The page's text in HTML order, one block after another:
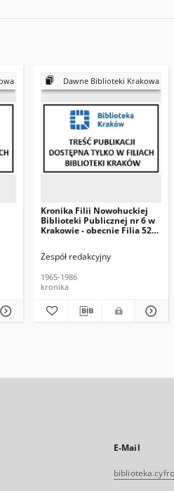
Dawne Biblioteki Krakowa
Kronika Filii Nowohuckiej
Biblioteki Publicznej nr 6 w
Krakowie - obecnie Filia 52
Zespół redakcyjny
1965-1986
kronika
E-Mail